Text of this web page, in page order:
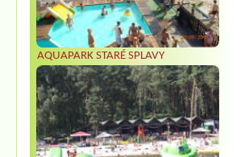
AQUAPARK STARÉ SPLAVY